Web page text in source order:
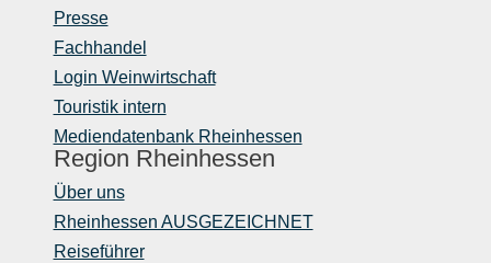
Presse
Fachhandel
Login Weinwirtschaft
Touristik intern
Mediendatenbank Rheinhessen
Region Rheinhessen
Über uns
Rheinhessen AUSGEZEICHNET
Reiseführer